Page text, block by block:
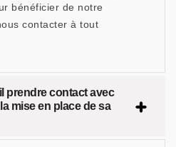
bénéficier de notre
contacter à tout
prendre contact avec
mise en place de sa